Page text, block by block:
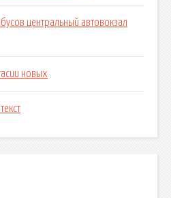
центральный автовокзал
новых